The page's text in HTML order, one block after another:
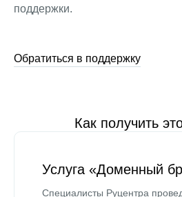
поддержки.
Обратиться в поддержку
Как получить
Услуга «Доменный
Специалисты Руцентра